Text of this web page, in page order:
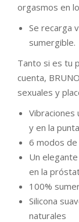
orgasmos en
Se recarga
sumergible.
Tanto si es tu
cuenta,
sexuales y
y en la punta
6 modos
Un
en la
100%
Silicona
naturales